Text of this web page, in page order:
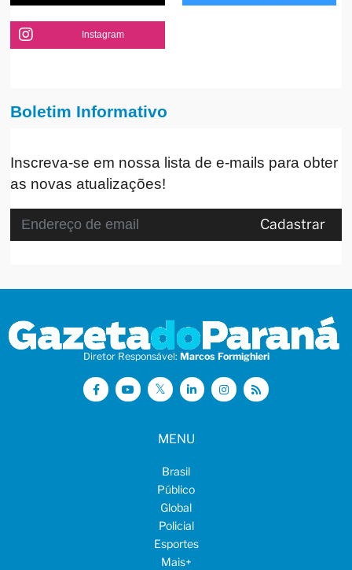
Instagram
Boletim Informativo
Inscreva-se em nossa lista de e-mails para obter
as novas atualizações!
Cadastrar
Diretor Responsável: Marcos Formighieri
MENU
Brasil
Público
Global
Policial
Esportes
Mais+